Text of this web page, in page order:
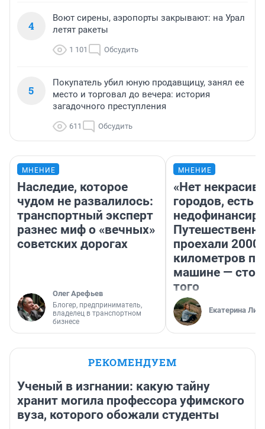
4
Воют сирены, аэропорты закрывают: на Урал
летят ракеты
1 101 Обсудить
5
Покупатель убил юную продавщицу, занял ее
место и торговал до вечера: история
загадочного преступления
611 Обсудить
МНЕНИЕ
Наследие, которое
чудом не развалилось:
транспортный эксперт
разнес миф о «вечных»
советских дорогах
Олег Арефьев
Блогер, предприниматель,
владелец в транспортном
бизнесе
МНЕНИЕ
«Нет
городов, есть
проехали 2000
километров по
машине —
того
Екатерина
РЕКОМЕНДУЕМ
Ученый в изгнании: какую тайну
хранит могила профессора уфимского
вуза, которого обожали студенты